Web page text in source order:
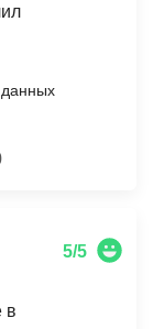
еще
5/5
в